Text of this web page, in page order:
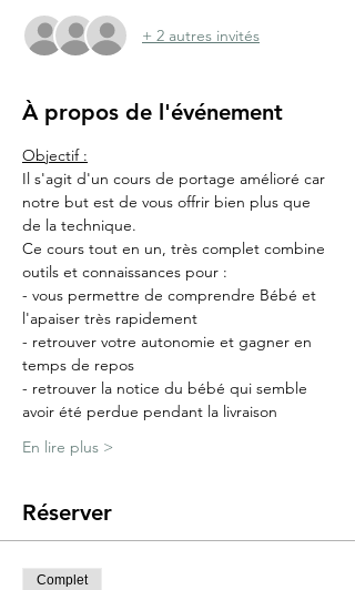
+ 2 autres invités
À propos de l'événement
Objectif :
Il s'agit d'un cours de portage amélioré car
notre but est de vous offrir bien plus que
de la technique.
Ce cours tout en un, très complet combine
outils et connaissances pour :
- vous permettre de comprendre Bébé et
l'apaiser très rapidement
- retrouver votre autonomie et gagner en
temps de repos
- retrouver la notice du bébé qui semble
avoir été perdue pendant la livraison
En lire plus >
Réserver
Complet